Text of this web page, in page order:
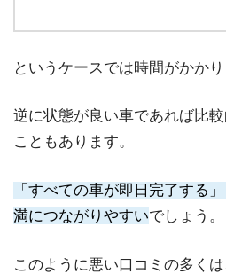
というケースでは時間がかかり
逆に状態が良い車であれば比
こともあります。
「すべての車が即日完了する
満につながりやすいでしょう。
このように悪い口コミの多くは